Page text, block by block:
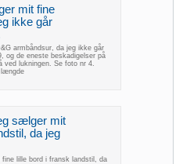
mit fine
ikke går
armbåndsur, da jeg ikke går
og de eneste beskadigelser på
ved lukningen. Se foto nr 4.
længde
sælger mit
da jeg
lille bord i fransk landstil, da